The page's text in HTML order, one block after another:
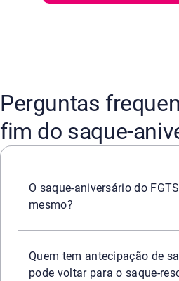
Perguntas
fim do saque-
O saque-aniversário do
mesmo?
Quem tem antecipação de
pode voltar para o saque-